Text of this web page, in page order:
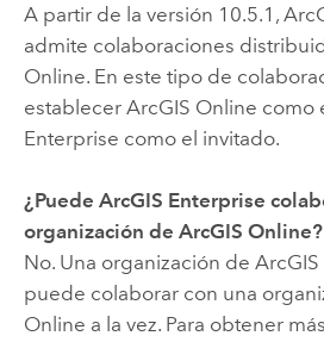
A partir de la versión 10.5.1 ,
admite colaboraciones
Online. En este tipo de
establecer ArcGIS Online como
Enterprise como el invitado.
¿Puede ArcGIS Enterprise
organización de ArcGIS Online?
No. Una organización de
puede colaborar con una
Online a la vez. Para obtener